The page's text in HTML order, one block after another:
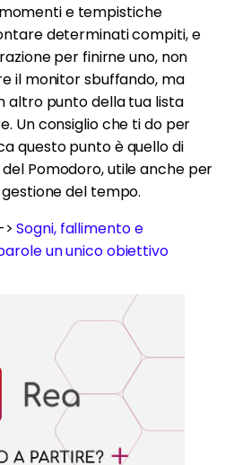
e tempistiche
determinati compiti, e
per finirne uno, non
il monitor sbuffando, ma
altro punto della tua lista
Un consiglio che ti do per
questo punto è quello di
Pomodoro, utile anche per
del tempo.
>Sogni, fallimento e
un unico obiettivo